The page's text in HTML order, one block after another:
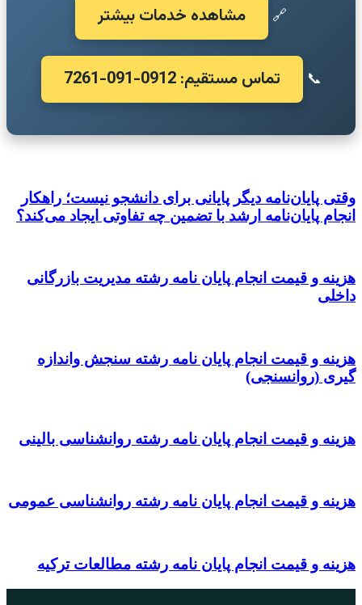
🔗 مشاهده خدمات بیشتر
📞 تماس مستقیم: 0912-091-7261
وقتی پایان‌نامه دیگر پایانی برای دانشجو نیست؛ راهکار
انجام پایان‌نامه ارشد با تضمین چه تفاوتی ایجاد می‌کند؟
هزینه و قیمت انجام پایان نامه رشته مدیریت بازرگانی
داخلی
هزینه و قیمت انجام پایان نامه رشته سنجش واندازه
گیری (روانسنجی)
هزینه و قیمت انجام پایان نامه رشته روانشناسی بالینی
هزینه و قیمت انجام پایان نامه رشته روانشناسی عمومی
هزینه و قیمت انجام پایان نامه رشته مطالعات ترکیه